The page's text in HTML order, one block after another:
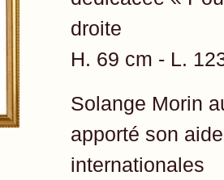
droite
H. 69 cm - L.
Solange Morin
apporté son
internationales